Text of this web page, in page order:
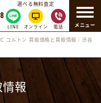
メニュー
選べる無料査定
LINE オンライン 電話
コルトン 買取価格と買取情報｜渋谷
情報